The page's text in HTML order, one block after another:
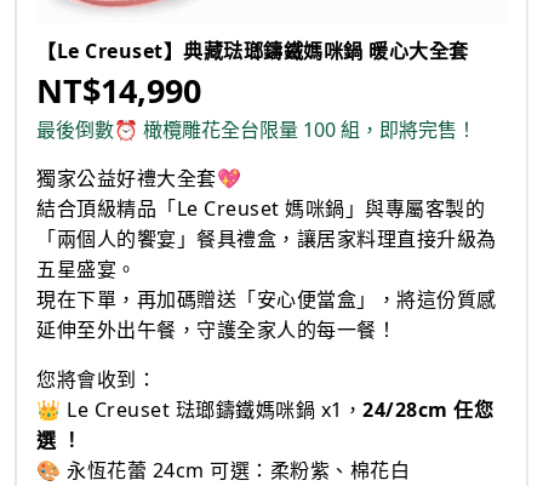
【Le Creuset】典藏琺瑯鑄鐵媽咪鍋 暖心大全套
NT$14,990
最後倒數⏰ 橄欖雕花全台限量 100 組，即將完售！
獨家公益好禮大全套💖
結合頂級精品「Le Creuset 媽咪鍋」與專屬客製的
「兩個人的饗宴」餐具禮盒，讓居家料理直接升級為
五星盛宴。
現在下單，再加碼贈送「安心便當盒」，將這份質感
延伸至外出午餐，守護全家人的每一餐！
您將會收到：
👑 Le Creuset 琺瑯鑄鐵媽咪鍋 x1， 24/28cm 任您
選 ！
🎨 永恆花蕾 24cm 可選：柔粉紫、棉花白